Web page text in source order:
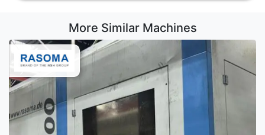
More Similar Machines